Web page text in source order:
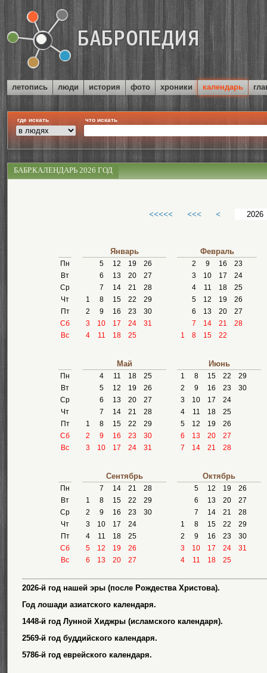
летопись люди история фото хроники календарь
где искать что искать
БАБР.КАЛЕНДАРЬ 2026 ГОД
<<<<< <<< <
Пн
Вт
Ср
Чт
Пт
Сб
Вс
Январь
5 12 19
26
6
13 20
27
7
14 21
28
1
8 15 22
29
2
9 16 23
30
3
10 17 24
31
4
11 18 25
Февраль
2 9 16
23
3
10 17
24
4
11 18
25
5
12 19
26
6
13 20
27
7
14 21
28
1
8 15 22
Пн
Вт
Ср
Чт
Пт
Сб
Вс
Май
4 11 18
25
5
12 19
26
6
13 20
27
7
14 21
28
1
8 15 22
29
2
9 16 23
30
3
10 17 24 31
Июнь
1 8 15 22
29
2
9 16 23
30
3
10 17
24
4
11 18
25
5
12 19
26
6
13 20
27
7
14 21 28
Пн
Вт
Ср
Чт
Пт
Сб
Вс
Сентябрь
7 14 21
28
1
8 15 22
29
2
9 16 23
30
3
10 17
24
4
11 18
25
5
12 19
26
6
13 20 27
Октябрь
5 12 19
26
6
13 20
27
7
14 21
28
1
8 15 22
29
2
9 16 23
30
3
10 17 24
31
4
11 18 25
2026-й год нашей эры (после Рождества Христова).
Год лошади азиатского календаря.
1448-й год Лунной Хиджры (исламского календаря).
2569-й год буддийского календаря.
5786-й год еврейского календаря.